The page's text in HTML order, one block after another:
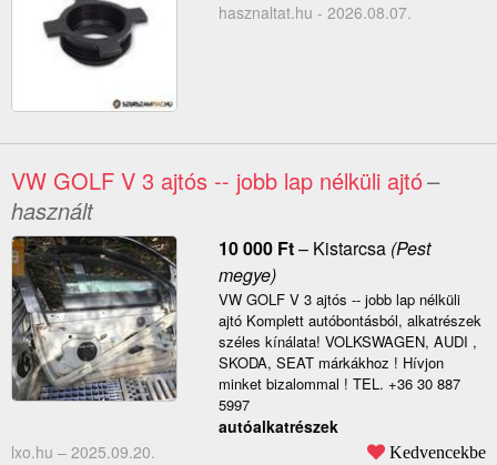
hasznaltat.hu - 2026.08.07.
VW GOLF V 3 ajtós -- jobb lap nélküli ajtó–
használt
10 000 Ft– Kistarcsa(Pest
megye)
VW GOLF V 3 ajtós -- jobb lap nélküli
ajtó Komplett autóbontásból, alkatrészek
széles kínálata! VOLKSWAGEN, AUDI ,
SKODA, SEAT márkákhoz ! Hívjon
minket bizalommal ! TEL. +36 30 887
5997
autóalkatrészek
lxo.hu – 2025.09.20. Kedvencekbe